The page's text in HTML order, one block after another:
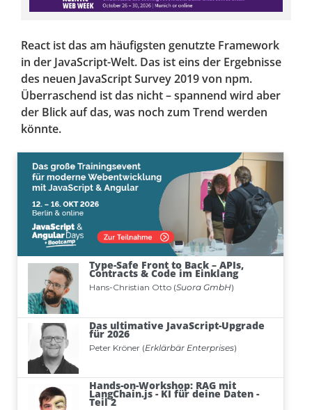
React ist das am häufigsten genutzte Framework
in der JavaScript-Welt. Das ist eins der Ergebnisse
des neuen JavaScript Survey 2019 von npm.
Überraschend ist das nicht – spannend wird aber
der Blick auf das, was noch zum Trend werden
könnte.